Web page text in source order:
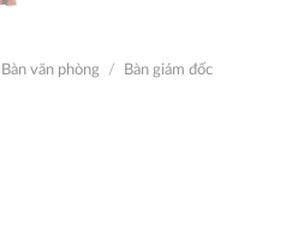
Bàn văn phòng / Bàn giám đốc